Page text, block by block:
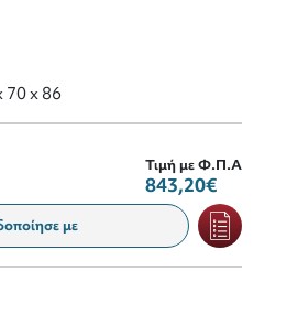
70 x 86
Τιμή με Φ.Π.Α
843,20€
με